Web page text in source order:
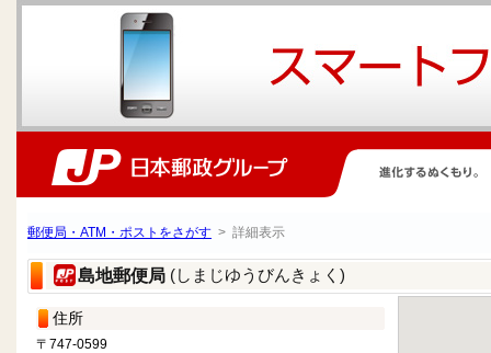
郵便局・ATM・ポストをさがす > 詳細表示
島地郵便局 (しまじゆうびんきょく)
住所
〒747-0599